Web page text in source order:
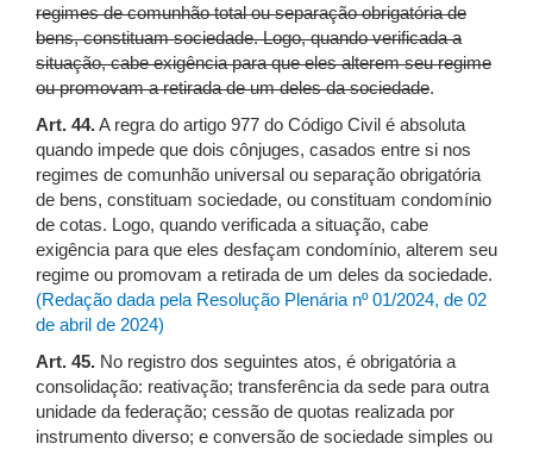
regimes de comunhão total ou separação obrigatória de
bens, constituam sociedade. Logo, quando verificada a
situação, cabe exigência para que eles alterem seu regime
ou promovam a retirada de um deles da sociedade.
Art. 44.A regra do artigo 977 do Código Civil é absoluta
quando impede que dois cônjuges, casados entre si nos
regimes de comunhão universal ou separação obrigatória
de bens, constituam sociedade, ou constituam condomínio
de cotas. Logo, quando verificada a situação, cabe
exigência para que eles desfaçam condomínio, alterem seu
regime ou promovam a retirada de um deles da sociedade.
(Redação dada pela Resolução Plenária nº 01/2024, de 02
de abril de 2024)
Art. 45. No registro dos seguintes atos, é obrigatória a
consolidação: reativação; transferência da sede para outra
unidade da federação; cessão de quotas realizada por
instrumento diverso; e conversão de sociedade simples ou